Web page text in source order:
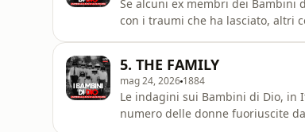
Se alcuni ex membri dei Bambini
con i traumi che ha lasciato, altri
Giuseppe&rd
5. THE FAMILY
mag 24, 2026 1884
Le indagini sui Bambini di Dio, in
numero delle donne fuoriuscite